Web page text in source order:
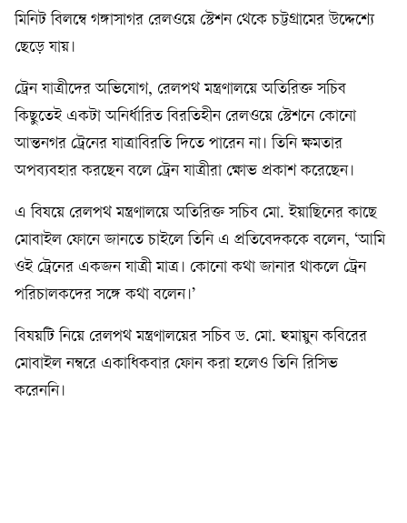
মিনিট বিলম্বে গঙ্গাসাগর রেলওয়ে স্টেশন থেকে চট্টগ্রামের উদ্দেশ্যে
ছেড়ে যায়।
ট্রেন যাত্রীদের অভিযোগ, রেলপথ মন্ত্রণালয়ে অতিরিক্ত সচিব
কিছুতেই একটা অনির্ধারিত বিরতিহীন রেলওয়ে স্টেশনে কোনো
আন্তনগর ট্রেনের যাত্রাবিরতি দিতে পারেন না। তিনি ক্ষমতার
অপব্যবহার করছেন বলে ট্রেন যাত্রীরা ক্ষোভ প্রকাশ করেছেন।
এ বিষয়ে রেলপথ মন্ত্রণালয়ে অতিরিক্ত সচিব মো. ইয়াছিনের কাছে
মোবাইল ফোনে জানতে চাইলে তিনি এ প্রতিবেদককে বলেন, ‘আমি
ওই ট্রেনের একজন যাত্রী মাত্র। কোনো কথা জানার থাকলে ট্রেন
পরিচালকদের সঙ্গে কথা বলেন।’
বিষয়টি নিয়ে রেলপথ মন্ত্রণালয়ের সচিব ড. মো. হুমায়ুন কবিরের
মোবাইল নম্বরে একাধিকবার ফোন করা হলেও তিনি রিসিভ
করেননি।